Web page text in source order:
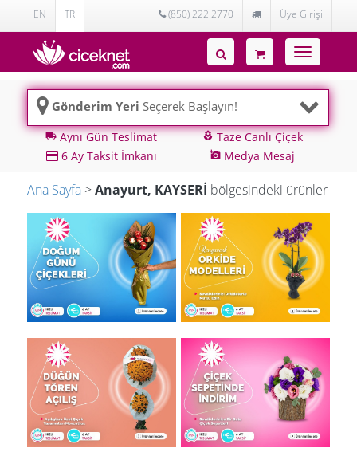
EN TR (850) 222 2770 Üye Girişi
Toggle
navigation
Gönderim Yeri Seçerek Başlayın!
local_shippingAynı Gün Teslimat local_floristTaze Canlı Çiçek
6 Ay Taksit İmkanı
add_a_photo Medya Mesaj
Ana Sayfa >Anayurt, KAYSERİ bölgesindeki ürünler